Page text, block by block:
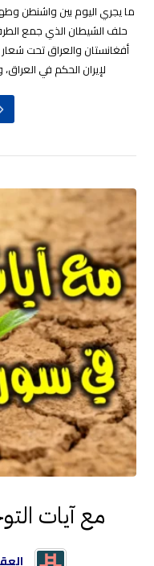
ما يجري اليوم بين واشنطن
حلف الشيطان الذي جمع
أفغانستان والعراق تحت
لإيران الحكم في
مع آيات